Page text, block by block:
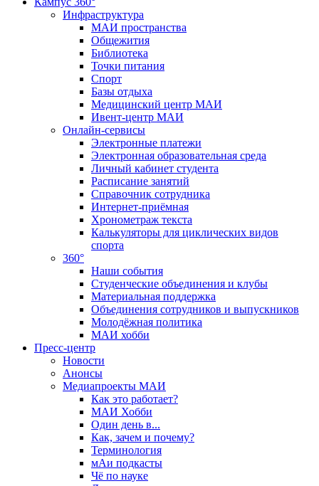
Инфраструктура
МАИ пространства
Общежития
Библиотека
Точки питания
Спорт
Базы отдыха
Медицинский центр МАИ
Ивент-центр МАИ
Онлайн-сервисы
Электронные платежи
Электронная образовательная среда
Личный кабинет студента
Расписание занятий
Справочник сотрудника
Интернет-приёмная
Хронометраж текста
Калькуляторы для циклических видов
спорта
360°
Наши события
Студенческие объединения и клубы
Материальная поддержка
Объединения сотрудников и выпускников
Молодёжная политика
МАИ хобби
Пресс-центр
Новости
Анонсы
Медиапроекты МАИ
Как это работает?
МАИ Хобби
Один день в...
Как, зачем и почему?
Терминология
мАи подкасты
Чё по науке